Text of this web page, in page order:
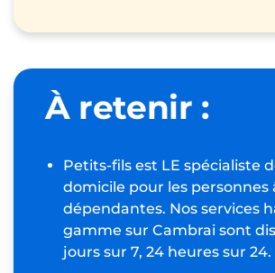
aide à domicile pour une
que vous connaissez ? Nous
compléter notre formulaire de
vous afin de planifier un rendez-
d’évaluation gratuit. Il vous
ensuite l’auxiliaire de vie qui
mieux aux besoins de la
perte d’autonomie.